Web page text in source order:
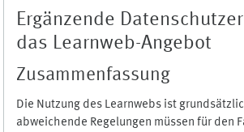
Ergänzende
das Learnweb-Angebot
Zusammenfassung
Die Nutzung des Learnwebs ist
abweichende Regelungen müssen für den